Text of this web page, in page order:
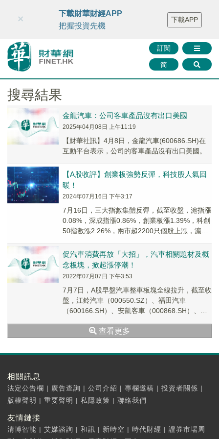
財華智庫網 FINTV FINMETA 財華證券 媒體矩陣
智庫沙龍
聯絡我們
訂閱
简
×
下載財華財經APP
把握投資先機
下載APP
搜尋結果
金龍汽車：公司客車產品沒有出口美國
2025年04月08日 上午11:19
【財華社訊】4月8日，金龍汽車(600686.SH)在
互動平台表示，公司的客車產品沒有出口美國。
【A股收評】創業板強勢反彈，科技股人氣回
暖！
2024年07月16日 下午3:17
7月16日，三大指數集體反彈，截至收盤，滬指漲
0.08%，深成指漲0.86%，創業板漲1.39%，科創
50指數漲2.26%，兩市超2200只個股上漲，滬深
促汽車消費再放「大招」，汽車相關題材及概
念板塊，掀起漲停潮！
2022年07月07日 下午3:53
7月7日，A股早盤汽車整車板塊全線拉升，截至收
盤，江鈴汽車（000550.SZ）、福田汽車
（600166.SH）、安凱客車（000868.SH）、中
查看更多
相關訊息
法定公告欄 | 廣告查詢 | 公司介紹 | 專欄邀稿 | 投資者關係 |
版權聲明 | 重要聲明 | 私隱政策 | 聯絡我們
友情鏈接
清博智能 | 艾媒諮詢 | 和訊 | 新時空 | 時代財經 | 證券市場周